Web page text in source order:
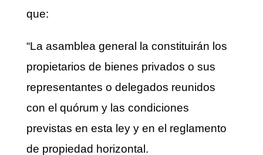
que:
“La asamblea general la constituirán los
propietarios de bienes privados o sus
representantes o delegados reunidos
con el quórum y las condiciones
previstas en esta ley y en el reglamento
de propiedad horizontal.